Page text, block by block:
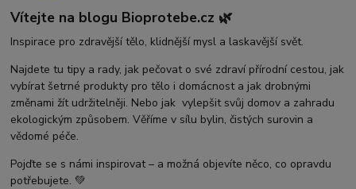
Jak se zbavit lupů
Příčiny lupů Léčba lupů
Suchá pokožka hlavy a lupy
Přírodní prostředky na lupy
Mastná pokožka hlavy a lupy
Svědění pokožky hlavy
Kvasinky a lupy
diadnostické testy
měření moči
hodnota pH kyselý zásaditý
neutrální
měření pH
Vítejte na blogu Bioprotebe.cz 🌿
Inspirace pro zdravější tělo, klidnější mysl a laskavější svět.
Najdete tu tipy a rady, jak pečovat o své zdraví přírodní cestou, jak
vybírat šetrné produkty pro tělo i domácnost a jak drobnými
změnami žít udržitelněji. Nebo jak vylepšit svůj domov a zahradu
ekologickým způsobem. Věříme v sílu bylin, čistých surovin a
vědomé péče.
Pojďte se s námi inspirovat – a možná objevíte něco, co opravdu
potřebujete. 💚